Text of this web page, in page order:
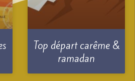
Top départ carême &
ramadan